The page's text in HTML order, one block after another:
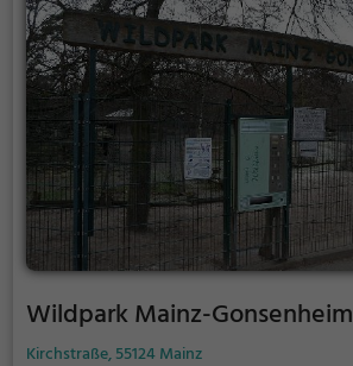
Wildpark Mainz-Gonsenheim
Kirchstraße, 55124 Mainz